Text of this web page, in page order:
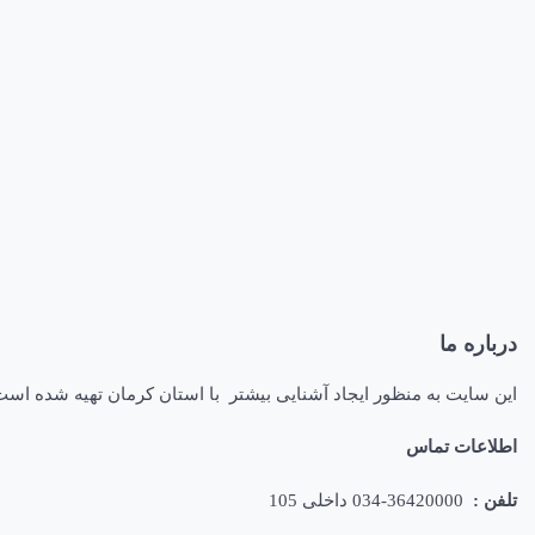
درباره ما
این سایت به منظور ایجاد آشنایی بیشتر با استان کرمان تهیه شده
اطلاعات تماس
تلفن :